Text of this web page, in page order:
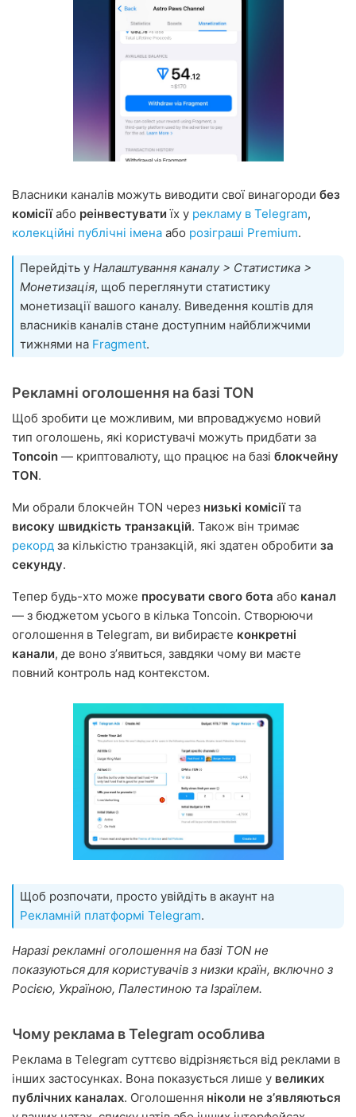
Власники каналів можуть виводити свої винагороди без
комісіїабо реінвестувати їх у рекламу в Telegram,
колекційні публічні імена або розіграші Premium.
Перейдіть у Налаштування каналу > Статистика >
Монетизація, щоб переглянути статистику
монетизації вашого каналу. Виведення коштів для
власників каналів стане доступним найближчими
тижнями на Fragment.
Рекламні оголошення на базі TON
Щоб зробити це можливим, ми впроваджуємо новий
тип оголошень, які користувачі можуть придбати за
Toncoin — криптовалюту, що працює на базі блокчейну
TON.
Ми обрали блокчейн TON через низькі комісіїта
високу швидкість транзакцій. Також він тримає
рекорд за кількістю транзакцій, які здатен обробити за
секунду.
Тепер будь-хто може просувати свого бота або канал
— з бюджетом усього в кілька Toncoin. Створюючи
оголошення в Telegram, ви вибираєте конкретні
канали, де воно зʼявиться, завдяки чому ви маєте
повний контроль над контекстом.
Щоб розпочати, просто увійдіть в акаунт на
Рекламній платформі Telegram.
Наразі рекламні оголошення на базі TON не
показуються для користувачів з низки країн, включно з
Росією, Україною, Палестиною та Ізраїлем.
Чому реклама в Telegram особлива
Реклама в Telegram суттєво відрізняється від реклами в
інших застосунках. Вона показується лише у великих
публічних каналах. Оголошення ніколи не зʼявляються